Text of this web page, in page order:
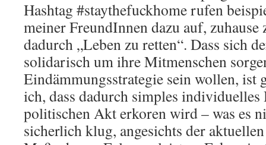
Hashtag #staythefuckhome rufen
meiner FreundInnen dazu auf, zuhause
dadurch „Leben zu retten“. Dass sich
solidarisch um ihre Mitmenschen
Eindämmungsstrategie sein wollen,
ich, dass dadurch simples individuelles
politischen Akt erkoren wird – was es
sicherlich klug, angesichts der